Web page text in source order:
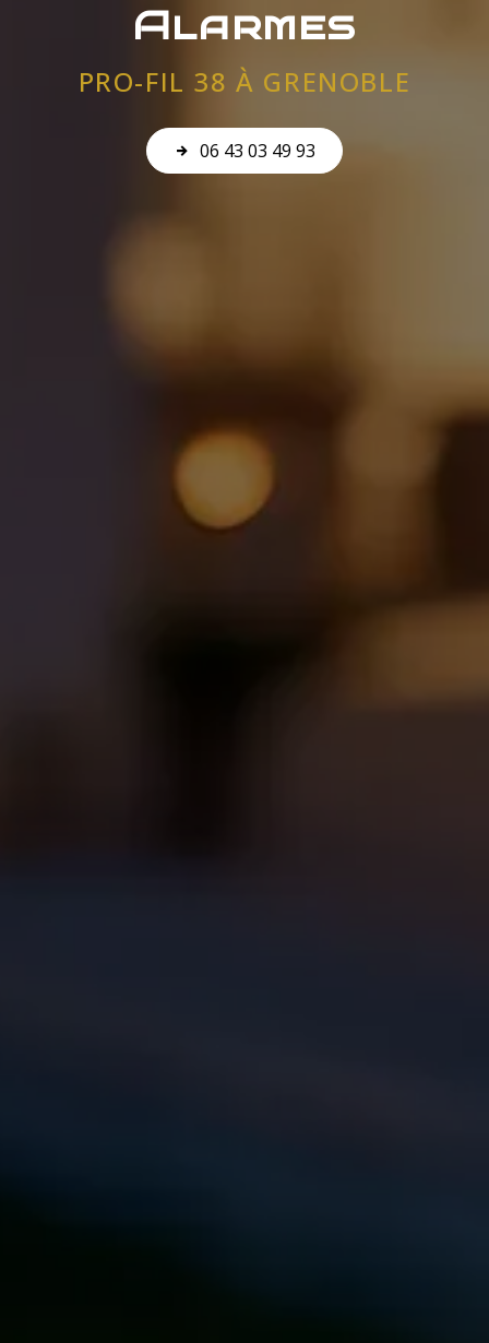
Alarmes
PRO-FIL 38 À GRENOBLE
06 43 03 49 93